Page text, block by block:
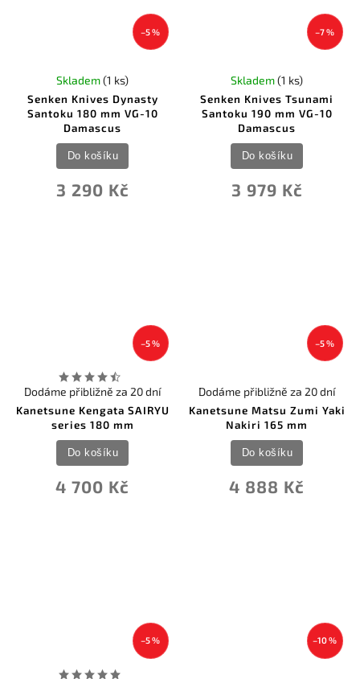
–5 %
Senken Knives Dynasty
Santoku 180 mm VG-10
Damascus
Skladem(1 ks)
3 290 Kč
Do košíku
–7 %
Senken Knives Tsunami
Santoku 190 mm VG-10
Damascus
Skladem(1 ks)
3 979 Kč
Do košíku
–5 %
Kanetsune Kengata SAIRYU
series 180 mm
Dodáme přibližně za 20 dní
4 700 Kč
Do košíku
–5 %
Kanetsune Matsu Zumi Yaki
Nakiri 165 mm
Dodáme přibližně za 20 dní
4 888 Kč
Do košíku
–5 % –10 %